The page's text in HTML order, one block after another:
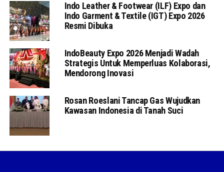
Indo Leather & Footwear (ILF) Expo dan
Indo Garment & Textile (IGT) Expo 2026
Resmi Dibuka
IndoBeauty Expo 2026 Menjadi Wadah
Strategis Untuk Memperluas Kolaborasi,
Mendorong Inovasi
Rosan Roeslani Tancap Gas Wujudkan
Kawasan Indonesia di Tanah Suci